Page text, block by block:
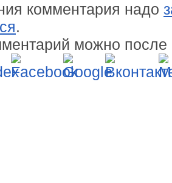
комментария надо
.
можно после